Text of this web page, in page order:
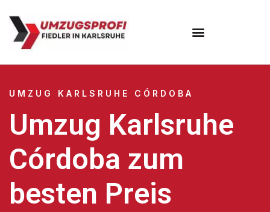
UMZUG KARLSRUHE CÓRDOBA
Umzug Karlsruhe
Córdoba zum
besten Preis